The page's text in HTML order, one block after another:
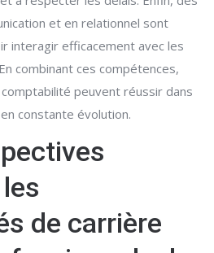
et en relationnel sont
interagir efficacement avec les
combinant ces compétences,
peuvent réussir dans
constante évolution.
de carrière